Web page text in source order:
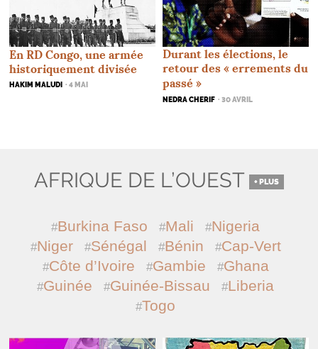
EnRD Congo, une armée
historiquement divisée
HAKIM MALUDI · 4 MAI
Durant les élections, le
retour des « errements du
passé »
NEDRA CHERIF · 30 AVRIL
AFRIQUE DE L’OUEST + PLUS
Burkina Faso Mali
Nigeria
Niger
Sénégal Bénin
Cap-Vert
Côte d’Ivoire
Gambie
Ghana
Guinée
Guinée-Bissau
Liberia
Togo